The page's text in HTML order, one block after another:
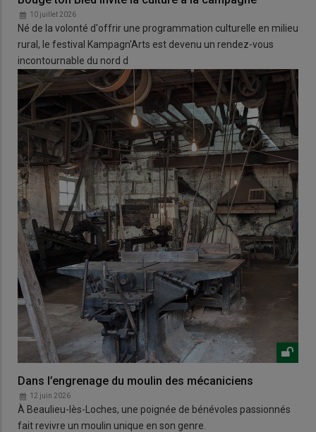
10 juillet 2026
Né de la volonté d'offrir une programmation culturelle en milieu
rural, le festival Kampagn'Arts est devenu un rendez-vous
incontournable du nord d
Dans l’engrenage du moulin des mécaniciens
12 juin 2026
À Beaulieu-lès-Loches, une poignée de bénévoles passionnés
fait revivre un moulin unique en son genre.